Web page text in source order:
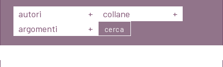
autori
+ collane
+
argomenti
+ cerca